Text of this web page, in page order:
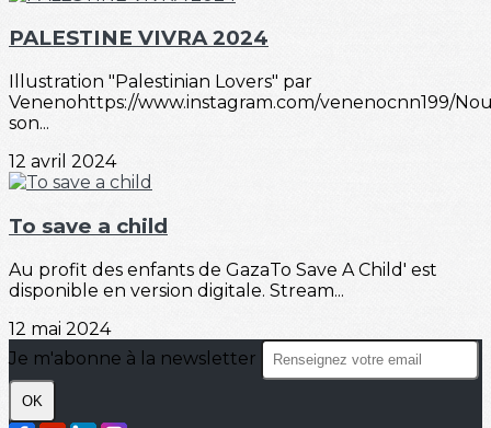
PALESTINE VIVRA 2024
Illustration "Palestinian Lovers" par
Venenohttps://www.instagram.com/venenocnn199/
son...
12 avril 2024
To save a child
Au profit des enfants de GazaTo Save A Child' est
disponible en version digitale. Stream...
12 mai 2024
Je m'abonne à la newsletter
OK